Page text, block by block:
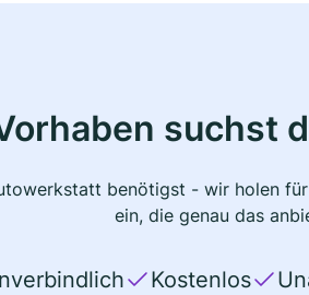
suchst
benötigst - wir holen
ein, die genau das
Kostenlos